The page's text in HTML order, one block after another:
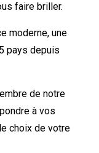
faire briller.
moderne, une
pays depuis
de notre
à vos
choix de votre